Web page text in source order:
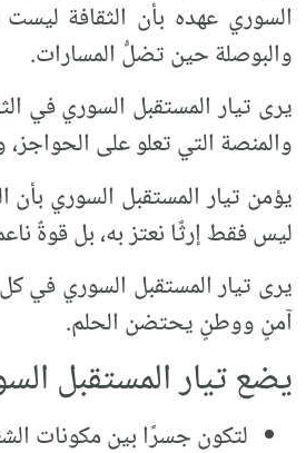
السوري عهده بأن الثقافة ليست
والبوصلة حين تضلُّ المسارات.
يرى تيار المستقبل السوري في
والمنصة التي تعلو على
يؤمن تيار المستقبل السوري
ليس فقط إرثًا نعتز به، بل قوةٌ
يرى تيار المستقبل السوري في
آمنٍ ووطنٍ يحتضن الحلم.
يضع تيار المستقبل
لتكون جسرًا بين مكونات